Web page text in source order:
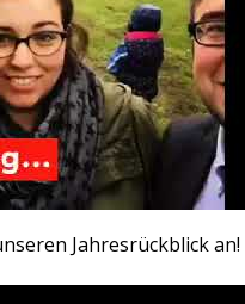
Jahresrückblick an!